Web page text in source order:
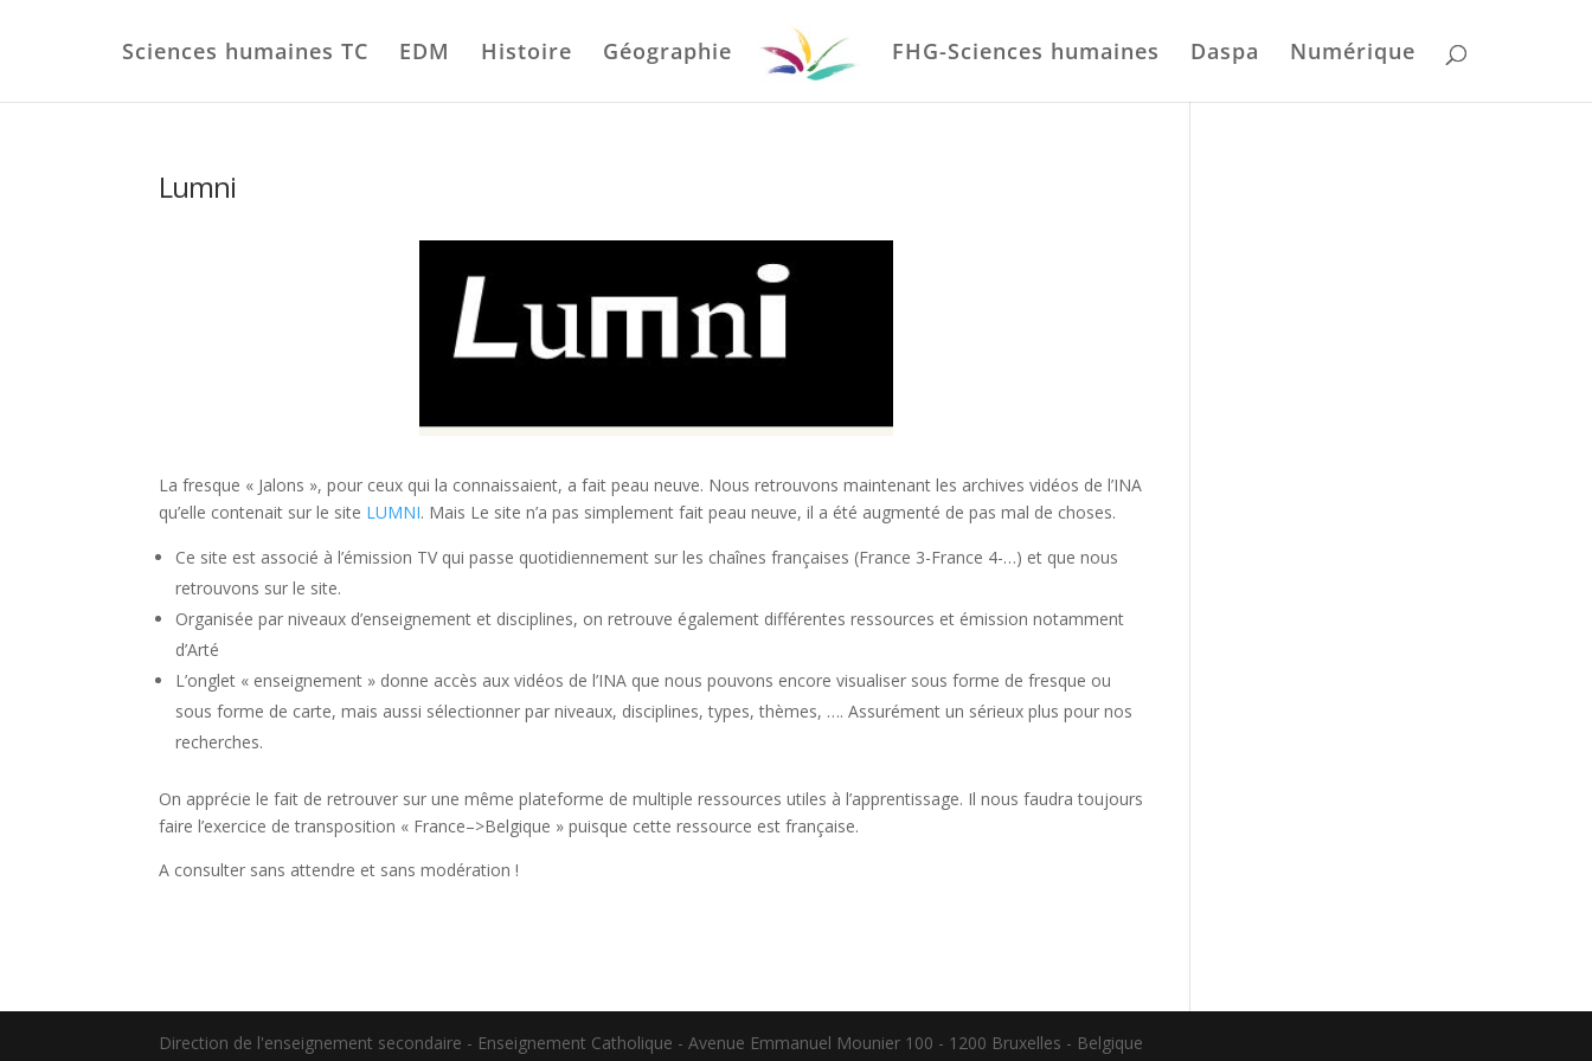
Sciences humaines TC EDM Histoire Géographie FHG-Sciences humaines Daspa Numérique
Lumni
La fresque « Jalons », pour ceux qui la connaissaient, a fait peau neuve. Nous retrouvons maintenant les archives vidéos de l’INA
qu’elle contenait sur le site LUMNI. Mais Le site n’a pas simplement fait peau neuve, il a été augmenté de pas mal de choses.
Ce site est associé à l’émission TV qui passe quotidiennement sur les chaînes françaises (France 3-France 4-…) et que nous
retrouvons sur le site.
Organisée par niveaux d’enseignement et disciplines, on retrouve également différentes ressources et émission notamment
d’Arté
L’onglet « enseignement » donne accès aux vidéos de l’INA que nous pouvons encore visualiser sous forme de fresque ou
sous forme de carte, mais aussi sélectionner par niveaux, disciplines, types, thèmes, …. Assurément un sérieux plus pour nos
recherches.
On apprécie le fait de retrouver sur une même plateforme de multiple ressources utiles à l’apprentissage. Il nous faudra toujours
faire l’exercice de transposition « France–>Belgique » puisque cette ressource est française.
A consulter sans attendre et sans modération !
Direction de l'enseignement secondaire - Enseignement Catholique - Avenue Emmanuel Mounier 100 - 1200 Bruxelles - Belgique